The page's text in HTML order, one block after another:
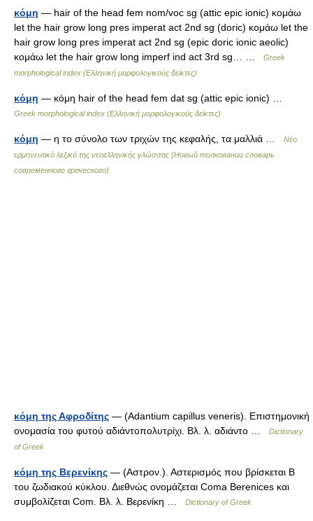
κόμη — hair of the head fem nom/voc sg (attic epic ionic) κομάω
let the hair grow long pres imperat act 2nd sg (doric) κομάω let the
hair grow long pres imperat act 2nd sg (epic doric ionic aeolic)
κομάω let the hair grow long imperf ind act 3rd sg… …
Greek
morphological index (Ελληνική μορφολογικούς δείκτες)
κόμῃ — κόμη hair of the head fem dat sg (attic epic ionic) …
Greek morphological index (Ελληνική μορφολογικούς δείκτες)
κόμη — η το σύνολο των τριχών της κεφαλής, τα μαλλιά …
Νέο
ερμηνευτικό λεξικό της νεοελληνικής γλώσσας (Новый толковании словарь
современного греческого)
κόμη της Αφροδίτης — (Adantium capillus veneris). Επιστημονική
ονομασία του φυτού αδιάντοπολυτρίχι. Βλ. λ. αδιάντο …
Dictionary
of Greek
κόμη της Βερενίκης — (Αστρον.). Αστερισμός που βρίσκεται Β
του ζωδιακού κύκλου. Διεθνώς ονομάζεται Coma Berenices και
συμβολίζεται Com. Βλ. λ. Βερενίκη …
Dictionary of Greek